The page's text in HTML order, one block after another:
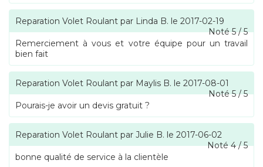
Reparation Volet Roulant par Linda B. le 2017-02-19
Noté5/5
Remerciement à vous et votre équipe pour un travail
bien fait
Reparation Volet Roulant par Maylis B. le 2017-08-01
Noté5/5
Pourais-je avoir un devis gratuit ?
Reparation Volet Roulant par Julie B. le 2017-06-02
Noté4/5
bonne qualité de service à la clientèle